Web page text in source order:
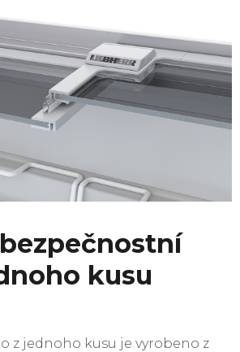
kusu
z jednoho kusu je vyrobeno z